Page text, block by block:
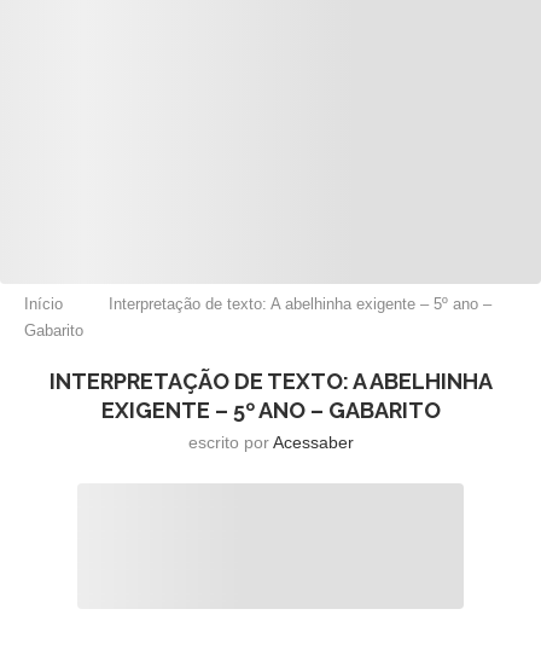
Início
Interpretação de texto: A abelhinha exigente – 5º ano –
Gabarito
INTERPRETAÇÃO DE TEXTO: A ABELHINHA
EXIGENTE – 5º ANO – GABARITO
escrito porAcessaber